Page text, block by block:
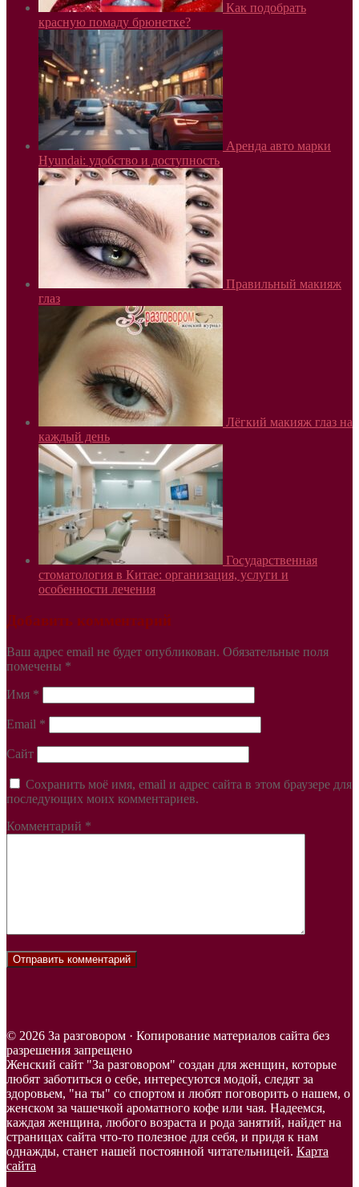
Как подобрать
красную помаду брюнетке?
Аренда авто марки
Hyundai: удобство и доступность
Правильный макияж
глаз
Лёгкий макияж глаз на
каждый день
Государственная
стоматология в Китае: организация, услуги и
особенности лечения
Добавить комментарий
Ваш адрес email не будет опубликован. Обязательные поля
помечены *
Имя *
Email *
Сайт
Сохранить моё имя, email и адрес сайта в этом браузере для
последующих моих комментариев.
Комментарий *
© 2026 За разговором · Копирование материалов сайта без
разрешения запрещено
Женский сайт "За разговором" создан для женщин, которые
любят заботиться о себе, интересуются модой, следят за
здоровьем, "на ты" со спортом и любят поговорить о нашем, о
женском за чашечкой ароматного кофе или чая. Надеемся,
каждая женщина, любого возраста и рода занятий, найдет на
страницах сайта что-то полезное для себя, и придя к нам
однажды, станет нашей постоянной читательницей. Карта
сайта